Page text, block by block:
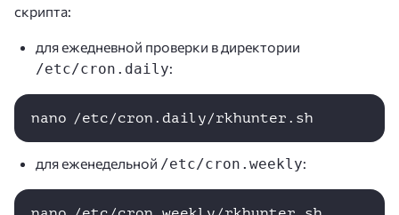
скрипта:
для ежедневной проверки в директории
/etc/cron.daily:
nano /etc/cron.daily/rkhunter.sh
для еженедельной /etc/cron.weekly: